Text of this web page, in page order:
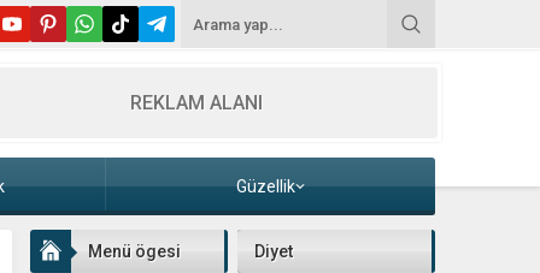
REKLAM ALANI
Güzellik
Menü ögesi Diyet